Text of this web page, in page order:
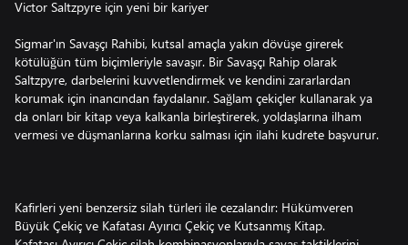
Victor Saltzpyre için yeni bir kariyer
Sigmar'ın Savaşçı Rahibi, kutsal amaçla yakın dövüşe girerek
kötülüğün tüm biçimleriyle savaşır. Bir Savaşçı Rahip olarak
Saltzpyre, darbelerini kuvvetlendirmek ve kendini zararlardan
korumak için inancından faydalanır. Sağlam çekiçler kullanarak ya
da onları bir kitap veya kalkanla birleştirerek, yoldaşlarına ilham
vermesi ve düşmanlarına korku salması için ilahi kudrete başvurur.
Kafirleri yeni benzersiz silah türleri ile cezalandır: Hükümveren
Büyük Çekiç ve Kafatası Ayırıcı Çekiç ve Kutsanmış Kitap.